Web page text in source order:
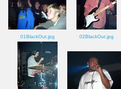
01BlackOut.jpg 02BlackOut.jpg